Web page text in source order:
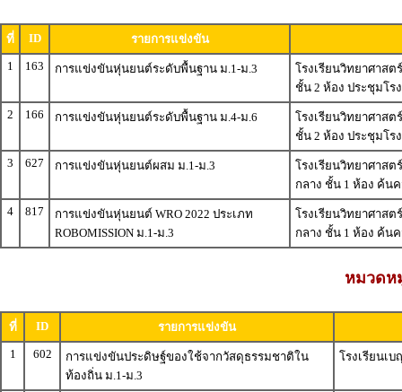
ที่ ID
รายการแข่งขัน
1
163 การแข่งขันหุ่นยนต์ระดับพื้นฐาน ม.1-ม.3
โรงเรียนวิทยาศาส
ชั้น 2 ห้อง ประชุมโร
2
166 การแข่งขันหุ่นยนต์ระดับพื้นฐาน ม.4-ม.6
โรงเรียนวิทยาศาส
ชั้น 2 ห้อง ประชุมโร
3
627 การแข่งขันหุ่นยนต์ผสม ม.1-ม.3
โรงเรียนวิทยาศาส
กลาง ชั้น 1 ห้อง ค้น
4
817
การแข่งขันหุ่นยนต์ WRO 2022 ประเภท
ROBOMISSION ม.1-ม.3
โรงเรียนวิทยาศาส
กลาง ชั้น 1 ห้อง ค้น
หมวดห
ที่ ID
รายการแข่งขัน
1
602
การแข่งขันประดิษฐ์ของใช้จากวัสดุธรรมชาติใน
ท้องถิ่น ม.1-ม.3
โรงเรียนเ